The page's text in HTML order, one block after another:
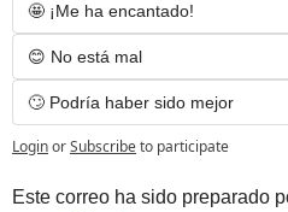
🤩 ¡Me ha encantado!
😊 No está mal
🙄 Podría haber sido mejor
LoginorSubscribeto participate